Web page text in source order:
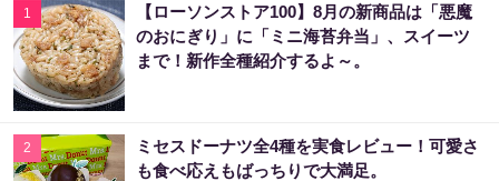
1
【ローソンストア100】8月の新商品は「悪魔
のおにぎり」に「ミニ海苔弁当」、スイーツ
まで！新作全種紹介するよ～。
2
ミセスドーナツ全4種を実食レビュー！可愛さ
も食べ応えもばっちりで大満足。